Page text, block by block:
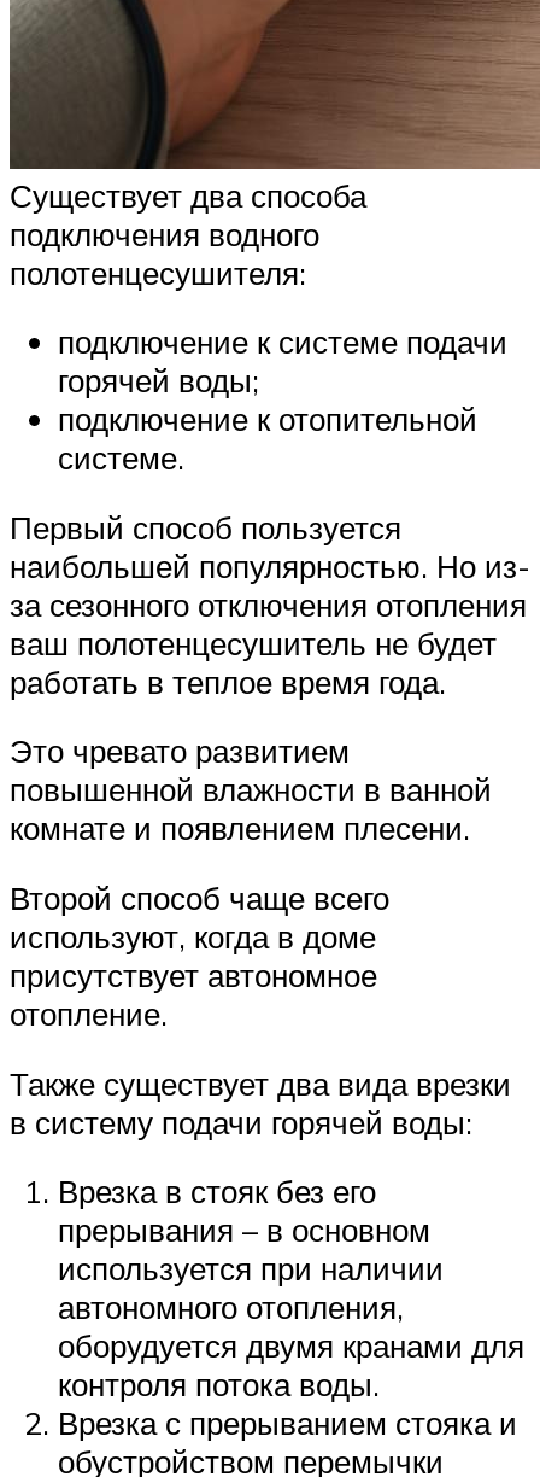
Существует два способа
подключения водного
полотенцесушителя:
подключение к системе подачи
горячей воды;
подключение к отопительной
системе.
Первый способ пользуется
наибольшей популярностью. Но из-
за сезонного отключения отопления
ваш полотенцесушитель не будет
работать в теплое время года.
Это чревато развитием
повышенной влажности в ванной
комнате и появлением плесени.
Второй способ чаще всего
используют, когда в доме
присутствует автономное
отопление.
Также существует два вида врезки
в систему подачи горячей воды:
Врезка в стояк без его
прерывания – в основном
используется при наличии
автономного отопления,
оборудуется двумя кранами для
контроля потока воды.
Врезка с прерыванием стояка и
обустройством перемычки